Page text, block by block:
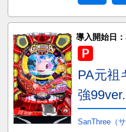
導入開始日：
PA元祖
強99ver.
SanThree（サ